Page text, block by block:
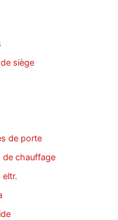
siège
de porte
de chauffage
eltr.